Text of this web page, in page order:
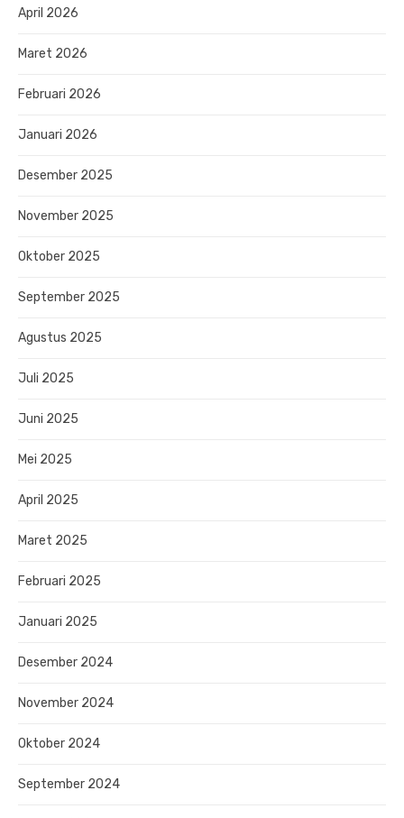
April 2026
Maret 2026
Februari 2026
Januari 2026
Desember 2025
November 2025
Oktober 2025
September 2025
Agustus 2025
Juli 2025
Juni 2025
Mei 2025
April 2025
Maret 2025
Februari 2025
Januari 2025
Desember 2024
November 2024
Oktober 2024
September 2024